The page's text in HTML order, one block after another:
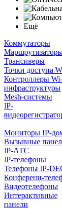
Ещё
Коммутаторы
Трансиверы
Точки доступа
Контроллеры
инфраструктуры
Mesh-системы
IP-
и
Мониторы IP-
Вызывные
IP-АТС
IP-телефоны
Телефоны IP-
Конференц-
Видеотелефоны
Интерактивные
панели